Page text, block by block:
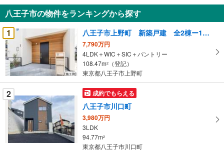
知
を
受
け
取
る
・
条
件
を
マ
イ
ペ
八王子市の物件をランキングから探す
1
八王子市上野町 新築戸建 全2棟ー1号棟 2期
7,790万円
4LDK＋WIC＋SIC＋パントリー
108.47m2
（登記）
東京都八王子市上野町
2 成約でもらえる
八王子市川口町
3,980万円
3LDK
94.77m2
東京都八王子市川口町